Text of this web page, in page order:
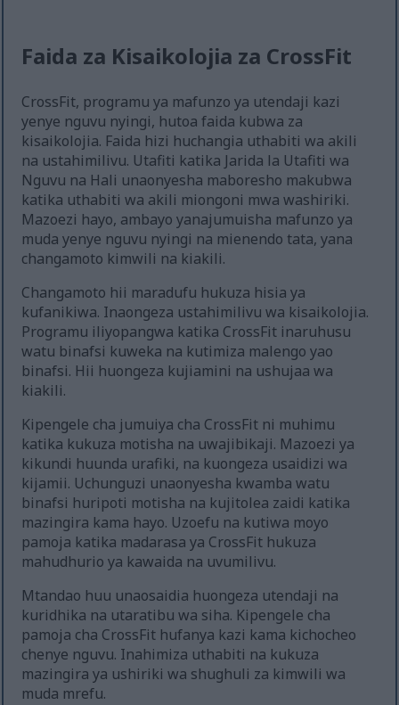
Faida za Kisaikolojia za CrossFit
CrossFit, programu ya mafunzo ya utendaji kazi
yenye nguvu nyingi, hutoa faida kubwa za
kisaikolojia. Faida hizi huchangia uthabiti wa akili
na ustahimilivu. Utafiti katika Jarida la Utafiti wa
Nguvu na Hali unaonyesha maboresho makubwa
katika uthabiti wa akili miongoni mwa washiriki.
Mazoezi hayo, ambayo yanajumuisha mafunzo ya
muda yenye nguvu nyingi na mienendo tata, yana
changamoto kimwili na kiakili.
Changamoto hii maradufu hukuza hisia ya
kufanikiwa. Inaongeza ustahimilivu wa kisaikolojia.
Programu iliyopangwa katika CrossFit inaruhusu
watu binafsi kuweka na kutimiza malengo yao
binafsi. Hii huongeza kujiamini na ushujaa wa
kiakili.
Kipengele cha jumuiya cha CrossFit ni muhimu
katika kukuza motisha na uwajibikaji. Mazoezi ya
kikundi huunda urafiki, na kuongeza usaidizi wa
kijamii. Uchunguzi unaonyesha kwamba watu
binafsi huripoti motisha na kujitolea zaidi katika
mazingira kama hayo. Uzoefu na kutiwa moyo
pamoja katika madarasa ya CrossFit hukuza
mahudhurio ya kawaida na uvumilivu.
Mtandao huu unaosaidia huongeza utendaji na
kuridhika na utaratibu wa siha. Kipengele cha
pamoja cha CrossFit hufanya kazi kama kichocheo
chenye nguvu. Inahimiza uthabiti na kukuza
mazingira ya ushiriki wa shughuli za kimwili wa
muda mrefu.